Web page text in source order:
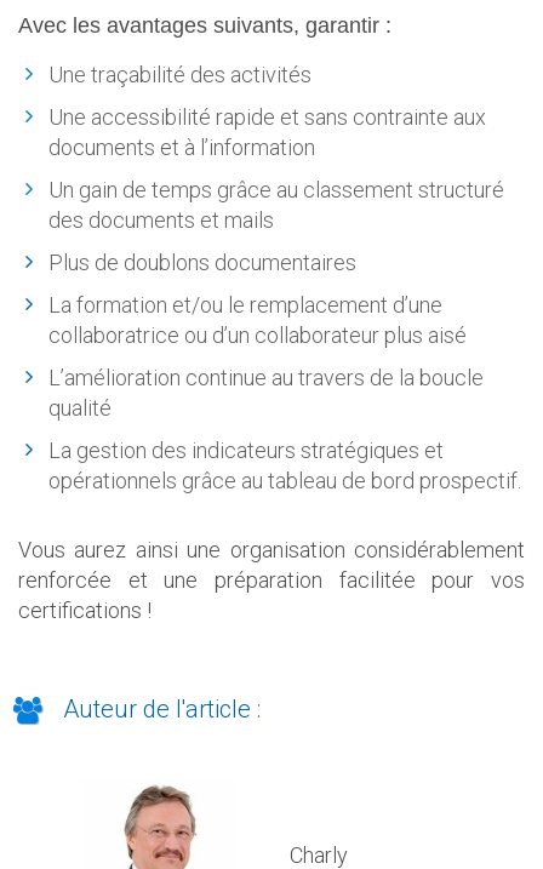
Avec les avantages suivants, garantir :
Une traçabilité des activités
Une accessibilité rapide et sans contrainte aux
documents et à l’information
Un gain de temps grâce au classement structuré
des documents et mails
Plus de doublons documentaires
La formation et/ou le remplacement d’une
collaboratrice ou d’un collaborateur plus aisé
L’amélioration continue au travers de la boucle
qualité
La gestion des indicateurs stratégiques et
opérationnels grâce au tableau de bord prospectif.
Vous aurez ainsi une organisation considérablement
renforcée et une préparation facilitée pour vos
certifications !
Auteur de l'article :
Charly